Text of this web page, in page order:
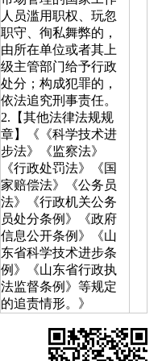
人员滥用职权、玩忽
职守、徇私舞弊的，
由所在单位或者其上
级主管部门给予行政
处分；构成犯罪的，
依法追究刑事责任。
2.【其他法律法规规
章】《《科学技术进
步法》《监察法》
《行政处罚法》《国
家赔偿法》《公务员
法》《行政机关公务
员处分条例》《政府
信息公开条例》《山
东省科学技术进步条
例》《山东省行政执
法监督条例》等规定
的追责情形。》